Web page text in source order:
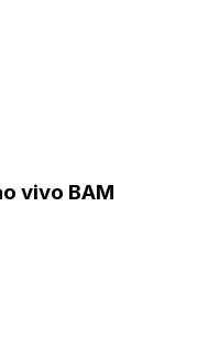
vivo BAM